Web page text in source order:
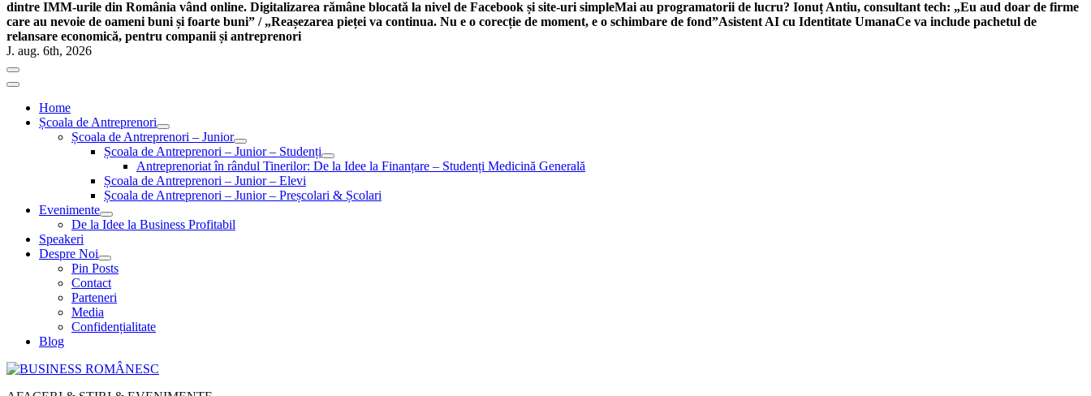
dintre IMM-urile din România vând online. Digitalizarea rămâne blocată la nivel de Facebook și site-uri simpleMai au programatorii de lucru? Ionuț Antiu, consultant tech: „Eu aud doar de firme
care au nevoie de oameni buni și foarte buni” / „Reașezarea pieței va continua. Nu e o corecție de moment, e o schimbare de fond”Asistent AI cu Identitate UmanaCe va include pachetul de
relansare economică, pentru companii și antreprenori
J. aug. 6th, 2026
Home
Școala de Antreprenori
Școala de Antreprenori – Junior
Școala de Antreprenori – Junior – Studenți
Antreprenoriat în rândul Tinerilor: De la Idee la Finanțare – Studenți Medicină Generală
Școala de Antreprenori – Junior – Elevi
Școala de Antreprenori – Junior – Preșcolari & Școlari
Evenimente
De la Idee la Business Profitabil
Speakeri
Despre Noi
Pin Posts
Contact
Parteneri
Media
Confidențialitate
Blog